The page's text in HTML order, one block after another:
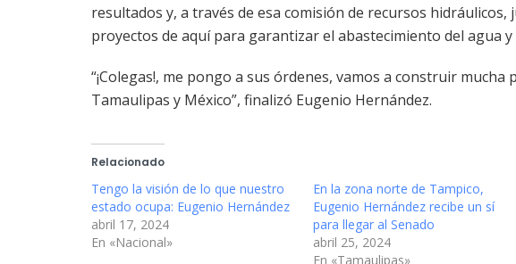
resultados y, a través de esa comisión de recursos
proyectos de aquí para garantizar el abastecimiento del agua
“¡Colegas!, me pongo a sus órdenes, vamos a construir
Tamaulipas y México”, finalizó Eugenio Hernández.
Relacionado
Tengo la visión de lo que nuestro
estado ocupa: Eugenio Hernández
abril 17, 2024
En «Nacional»
En la zona norte de Tampico,
Eugenio Hernández recibe un sí
para llegar al Senado
abril 25, 2024
En «Tamaulipas»